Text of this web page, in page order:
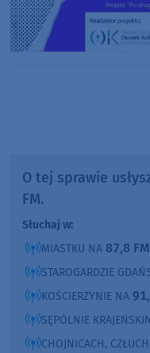
O tej sprawie
FM.
Słuchaj w:
MIASTKU NA 87,8 FM
STAROGARDZIE
KOŚCIERZYNIE NA
SĘPÓLNIE
CHOJNICACH,